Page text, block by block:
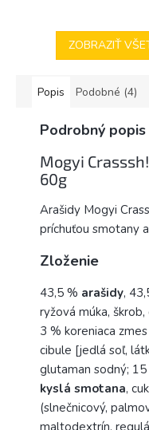
ZOBRAZIŤ
Popis Podobné (4)
Podrobný popis
Mogyi Crasssh!
60g
Arašidy Mogyi
príchuťou smotany
Zloženie
43,5 % arašidy,
ryžová múka,
3 % koreniaca
cibule [jedlá soľ,
glutaman sodný;
kyslá smotana,
(slnečnicový,